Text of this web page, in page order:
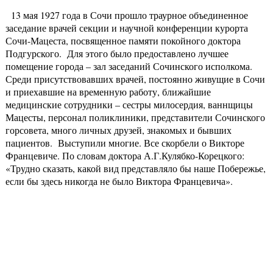
13 мая 1927 года в Сочи прошло траурное объединенное
заседание врачей секции и научной конференции курорта
Сочи-Мацеста, посвященное памяти покойного доктора
Подгурского. Для этого было предоставлено лучшее
помещение города – зал заседаний Сочинского исполкома.
Среди присутствовавших врачей, постоянно живущие в Сочи
и приехавшие на временную работу, ближайшие
медицинские сотрудники – сестры милосердия, ваннщицы
Мацесты, персонал поликлиники, представители Сочинского
горсовета, много личных друзей, знакомых и бывших
пациентов. Выступили многие. Все скорбели о Викторе
Францевиче. По словам доктора А.Г.Кулябко-Корецкого:
«Трудно сказать, какой вид представляло бы наше Побережье,
если бы здесь никогда не было Виктора Францевича».